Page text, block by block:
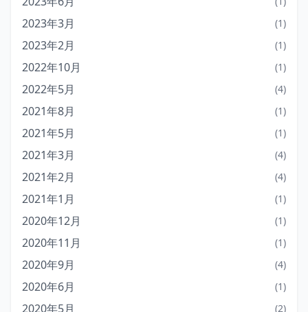
2023年3月 (1)
2023年2月 (1)
2022年10月 (1)
2022年5月 (4)
2021年8月 (1)
2021年5月 (1)
2021年3月 (4)
2021年2月 (4)
2021年1月 (1)
2020年12月 (1)
2020年11月 (1)
2020年9月 (4)
2020年6月 (1)
2020年5月 (2)